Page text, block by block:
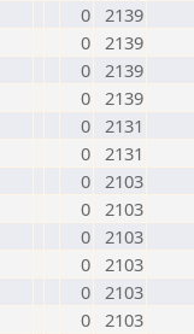
0 2139
0 2139
0 2139
0 2139
0 2131
0 2131
0 2103
0 2103
0 2103
0 2103
0 2103
0 2103